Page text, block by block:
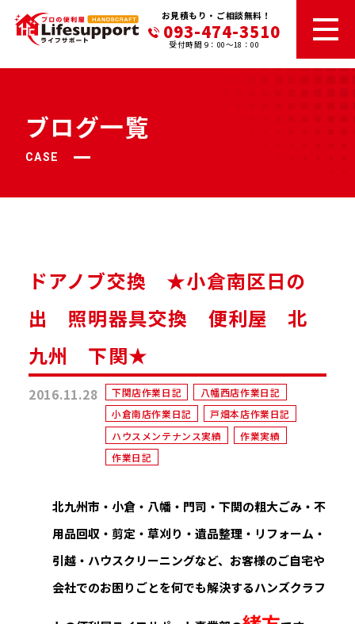
お見積もり・ご相談無料！
093-474-3510
受付時間 9：00～18：00
ブログ一覧
CASE
ドアノブ交換 ★小倉南区日の
出 照明器具交換 便利屋 北
九州 下関★
2016.11.28 下関店作業日記
八幡西店作業日記
小倉南店作業日記
戸畑本店作業日記
ハウスメンテナンス実績
作業実績
作業日記
北九州市・小倉・八幡・門司・下関の粗大ごみ・不
用品回収・剪定・草刈り・遺品整理・リフォーム・
引越・ハウスクリーニングなど、お客様のご自宅や
会社でのお困りごとを何でも解決するハンズクラフ